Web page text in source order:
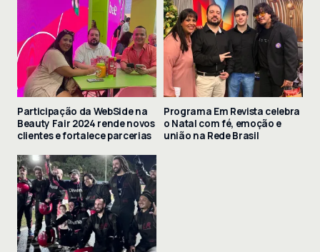
Participação da WebSide na
Beauty Fair 2024 rende novos
clientes e fortalece parcerias
Programa Em Revista celebra
o Natal com fé, emoção e
união na Rede Brasil